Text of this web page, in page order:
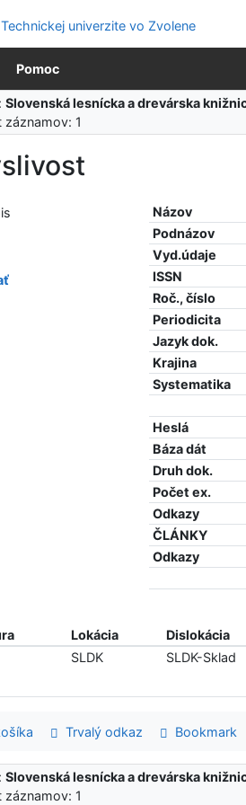
Pomoc
Slovenská lesnícka a drevárska
záznamov: 1
Názov
Podnázov
Vyd.údaje
ISSN
Roč., číslo
Periodicita
Jazyk dok.
Krajina
Systematika
Heslá
Báza dát
Druh dok.
Počet ex.
Odkazy
ČLÁNKY
Odkazy
Lokácia Dislokácia
SLDK SLDK-Sklad
Trvalý odkaz Bookmark
Slovenská lesnícka a drevárska
záznamov: 1